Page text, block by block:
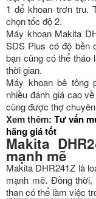
1 để khoan trơn tru.
chọn tốc độ 2.
Máy khoan Makita
SDS Plus có độ bền
bạn cũng có thể tháo
thời gian.
Máy khoan bê tông
nhiều đánh giá cao
cũng được thợ
Xem thêm: Tư vấn
hãng giá tốt
Makita
mạnh mẽ
Makita DHR241Z là
mạnh mẽ. Đồng
than có thể làm việc